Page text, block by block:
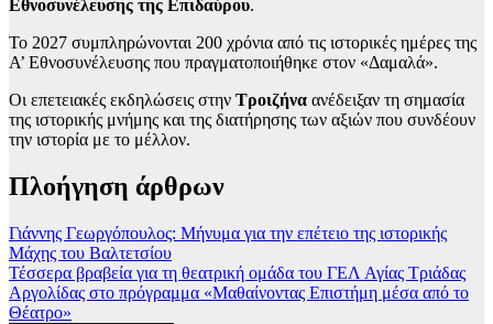
Εθνοσυνέλευσης της Επιδαύρου.
Το 2027 συμπληρώνονται 200 χρόνια από τις ιστορικές ημέρες της
Α’ Εθνοσυνέλευσης που πραγματοποιήθηκε στον «Δαμαλά».
Οι επετειακές εκδηλώσεις στην Τροιζήνα ανέδειξαν τη σημασία
της ιστορικής μνήμης και της διατήρησης των αξιών που συνδέουν
την ιστορία με το μέλλον.
Πλοήγηση άρθρων
Γιάννης Γεωργόπουλος: Μήνυμα για την επέτειο της ιστορικής
Μάχης του Βαλτετσίου
Τέσσερα βραβεία για τη θεατρική ομάδα του ΓΕΛ Αγίας Τριάδας
Αργολίδας στο πρόγραμμα «Μαθαίνοντας Επιστήμη μέσα από το
Θέατρο»